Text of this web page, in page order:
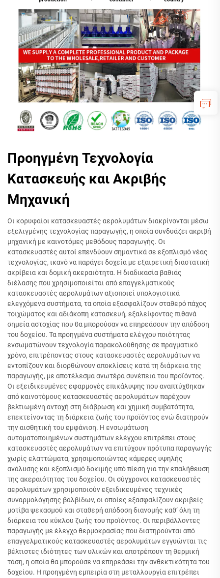
Προηγμένη Τεχνολογία
Κατασκευής και Ακριβής
Μηχανική
Οι κορυφαίοι κατασκευαστές αερολυμάτων διακρίνονται μέσω
εξελιγμένης τεχνολογίας παραγωγής, η οποία συνδυάζει ακριβή
μηχανική με καινοτόμες μεθόδους παραγωγής. Οι
κατασκευαστές αυτοί επενδύουν σημαντικά σε εξοπλισμό νέας
τεχνολογίας, ικανό να παράγει δοχεία με εξαιρετική διαστατική
ακρίβεια και δομική ακεραιότητα. Η διαδικασία βαθιάς
διέλασης που χρησιμοποιείται από επαγγελματικούς
κατασκευαστές αερολυμάτων αξιοποιεί υπολογιστικά
ελεγχόμενα συστήματα, τα οποία εξασφαλίζουν σταθερό πάχος
τοιχώματος και αδιάκοπη κατασκευή, εξαλείφοντας πιθανά
σημεία αστοχίας που θα μπορούσαν να επηρεάσουν την απόδοση
του δοχείου. Τα προηγμένα συστήματα ελέγχου ποιότητας
ενσωματώνουν τεχνολογία παρακολούθησης σε πραγματικό
χρόνο, επιτρέποντας στους κατασκευαστές αερολυμάτων να
εντοπίζουν και διορθώνουν αποκλίσεις κατά τη διάρκεια της
παραγωγής, με αποτέλεσμα ανωτέρα συνέπεια του προϊόντος.
Οι εξειδικευμένες εφαρμογές επικάλυψης που αναπτύχθηκαν
από καινοτόμους κατασκευαστές αερολυμάτων παρέχουν
βελτιωμένη αντοχή στη διάβρωση και χημική συμβατότητα,
επεκτείνοντας τη διάρκεια ζωής του προϊόντος ενώ διατηρούν
την αισθητική του εμφάνιση. Η ενσωμάτωση
αυτοματοποιημένων συστημάτων ελέγχου επιτρέπει στους
κατασκευαστές αερολυμάτων να επιτύχουν πρότυπα παραγωγής
χωρίς ελαττώματα, χρησιμοποιώντας κάμερες υψηλής
ανάλυσης και εξοπλισμό δοκιμής υπό πίεση για την επαλήθευση
της ακεραιότητας του δοχείου. Οι σύγχρονοι κατασκευαστές
αερολυμάτων χρησιμοποιούν εξειδικευμένες τεχνικές
συναρμολόγησης βαλβίδων, οι οποίες εξασφαλίζουν ακριβείς
μοτίβα ψεκασμού και σταθερή απόδοση διανομής καθ’ όλη τη
διάρκεια του κύκλου ζωής του προϊόντος. Οι περιβάλλοντες
παραγωγής με έλεγχο θερμοκρασίας που διατηρούνται από
επαγγελματικούς κατασκευαστές αερολυμάτων εγγυώνται τις
βέλτιστες ιδιότητες των υλικών και αποτρέπουν τη θερμική
τάση, η οποία θα μπορούσε να επηρεάσει την ανθεκτικότητα του
δοχείου. Η προηγμένη εμπειρία στη μεταλλουργία επιτρέπει